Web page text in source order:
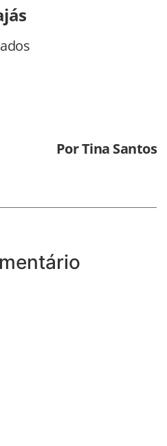
Por Tina Santos